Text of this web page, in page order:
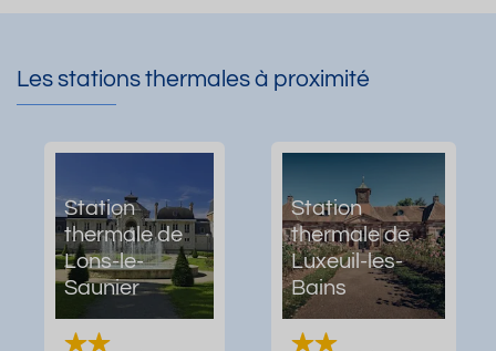
Les stations thermales à proximité
Station
thermale de
Lons-le-
Saunier
Station
thermale de
Luxeuil-les-
Bains